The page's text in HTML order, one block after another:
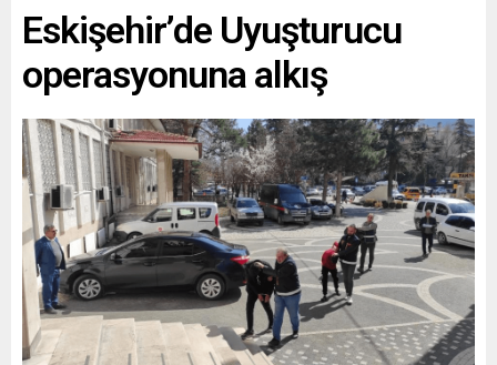
Eskişehir’de Uyuşturucu
operasyonuna alkış